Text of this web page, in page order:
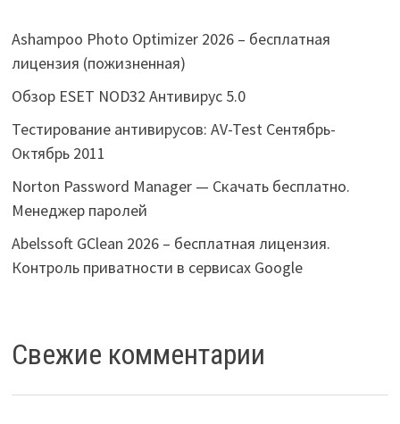
Ashampoo Photo Optimizer 2026 – бесплатная
лицензия (пожизненная)
Обзор ESET NOD32 Антивирус 5.0
Тестирование антивирусов: AV-Test Сентябрь-
Октябрь 2011
Norton Password Manager — Скачать бесплатно.
Менеджер паролей
Abelssoft GClean 2026 – бесплатная лицензия.
Контроль приватности в сервисах Google
Свежие комментарии